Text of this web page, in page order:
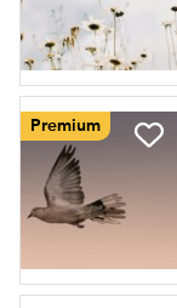
Premium